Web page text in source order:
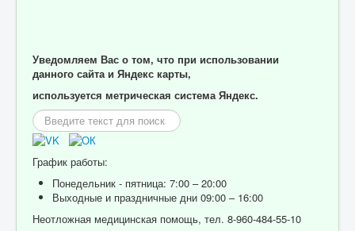
Уведомляем Вас о том, что при использовании
данного сайта и Яндекс карты,
используется метрическая система Яндекс.
Искать...
График работы:
Понедельник - пятница: 7:00 – 20:00
Выходные и праздничные дни 09:00 – 16:00
Неотложная медицинская помощь, тел. 8-960-484-55-10